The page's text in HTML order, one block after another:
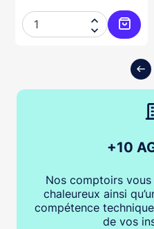
au panier


+10
Nos comptoirs
chaleureux ainsi
compétence
de vos